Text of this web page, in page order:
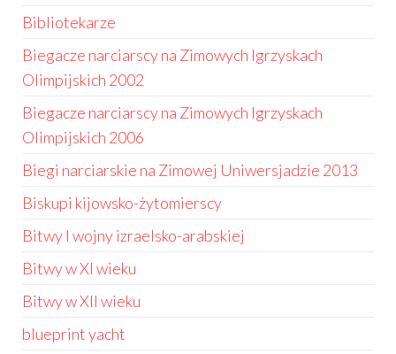
Bibliotekarze
Biegacze narciarscy na Zimowych Igrzyskach
Olimpijskich 2002
Biegacze narciarscy na Zimowych Igrzyskach
Olimpijskich 2006
Biegi narciarskie na Zimowej Uniwersjadzie 2013
Biskupi kijowsko-żytomierscy
Bitwy I wojny izraelsko-arabskiej
Bitwy w XI wieku
Bitwy w XII wieku
blueprint yacht